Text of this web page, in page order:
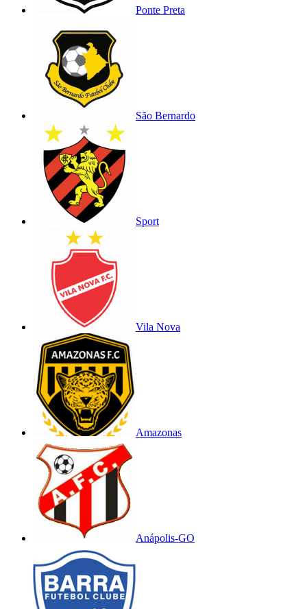
Ponte Preta
São Bernardo
Sport
Vila Nova
Amazonas
Anápolis-GO